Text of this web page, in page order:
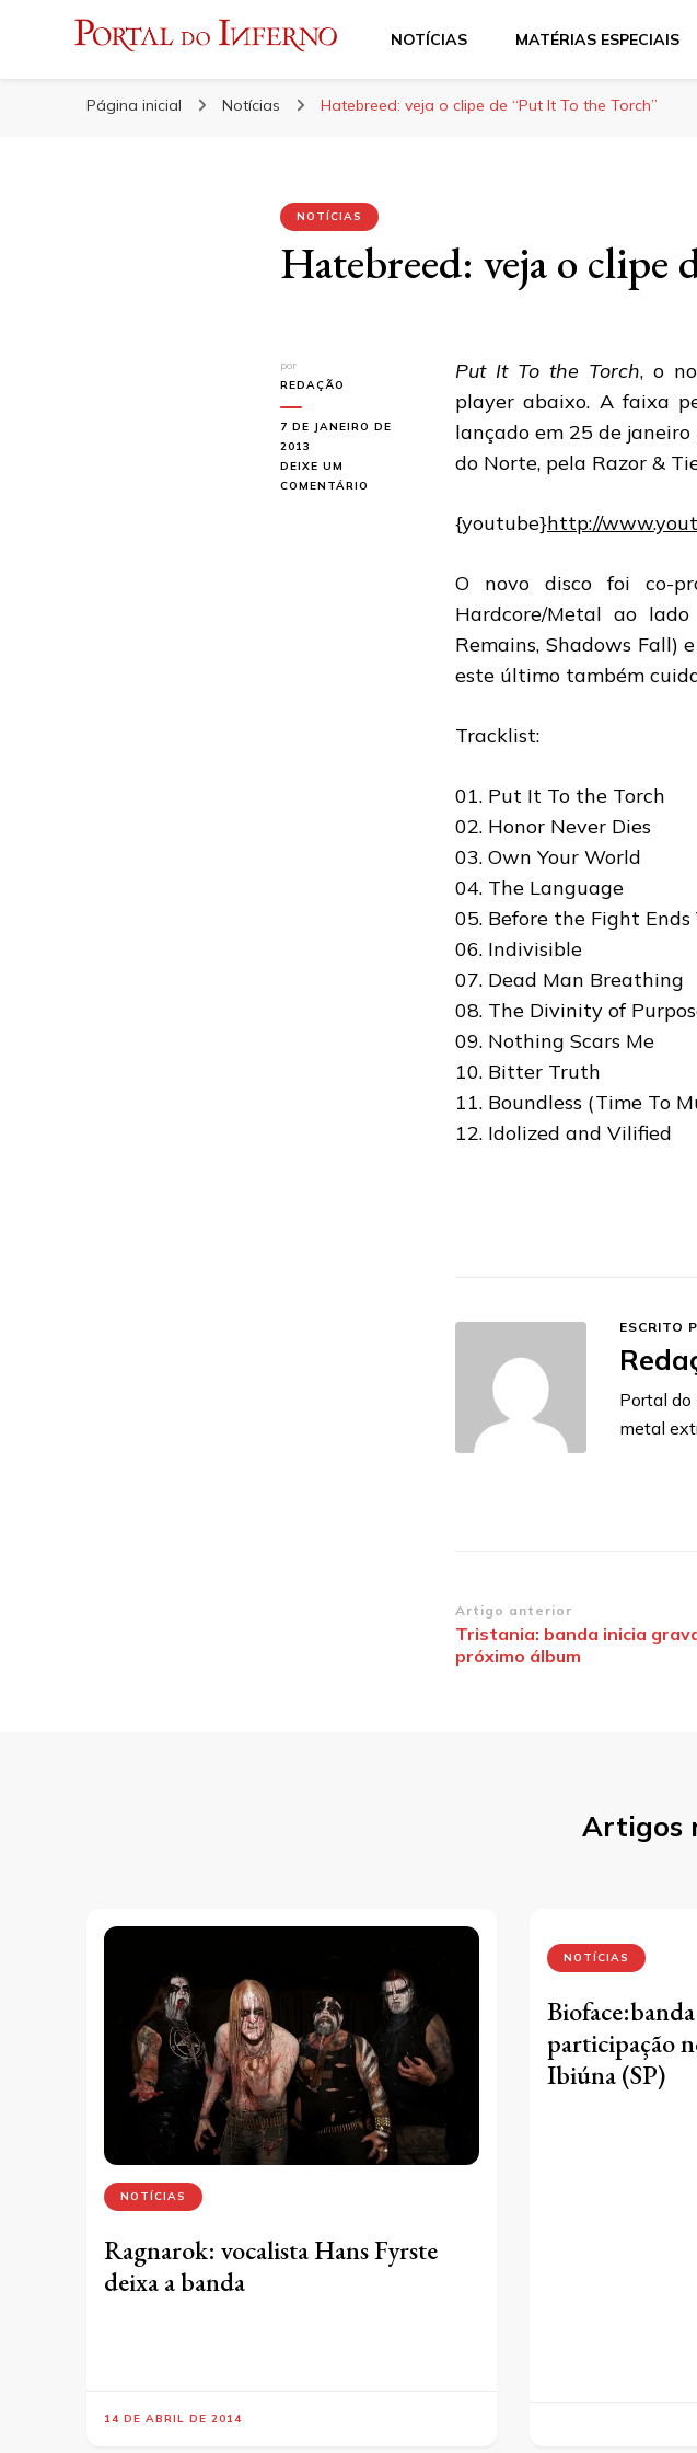
Portal do Inferno
NOTÍCIAS MATÉRIAS ESPECIAIS
Página inicial Notícias Hatebreed: veja o clipe de “Put It To the Torch”
NOTÍCIAS
Hatebreed: veja o clipe
por
REDAÇÃO
7 DE JANEIRO DE
2013
DEIXE UM
COMENTÁRIO
Put It To the Torch, o
player abaixo. A faixa
lançado em 25 de
do Norte, pela Razor &
{youtube}http://
O novo disco foi co-
Hardcore/Metal ao
Remains, Shadows Fall)
este último também
Tracklist:
01. Put It To the Torch
02. Honor Never Dies
03. Own Your World
04. The Language
05. Before the Fight Ends
06. Indivisible
07. Dead Man Breathing
08. The Divinity of
09. Nothing Scars Me
10. Bitter Truth
11. Boundless (Time To
12. Idolized and Vilified
ESCRITO
Portal
metal
Navegação
de
Artigo anterior
Tristania: banda inicia
próximo álbum
Artigos
NOTÍCIAS
Ragnarok: vocalista Hans Fyrste
deixa a banda
14 DE ABRIL DE 2014
NOTÍCIAS
participação
Ibiúna (SP)